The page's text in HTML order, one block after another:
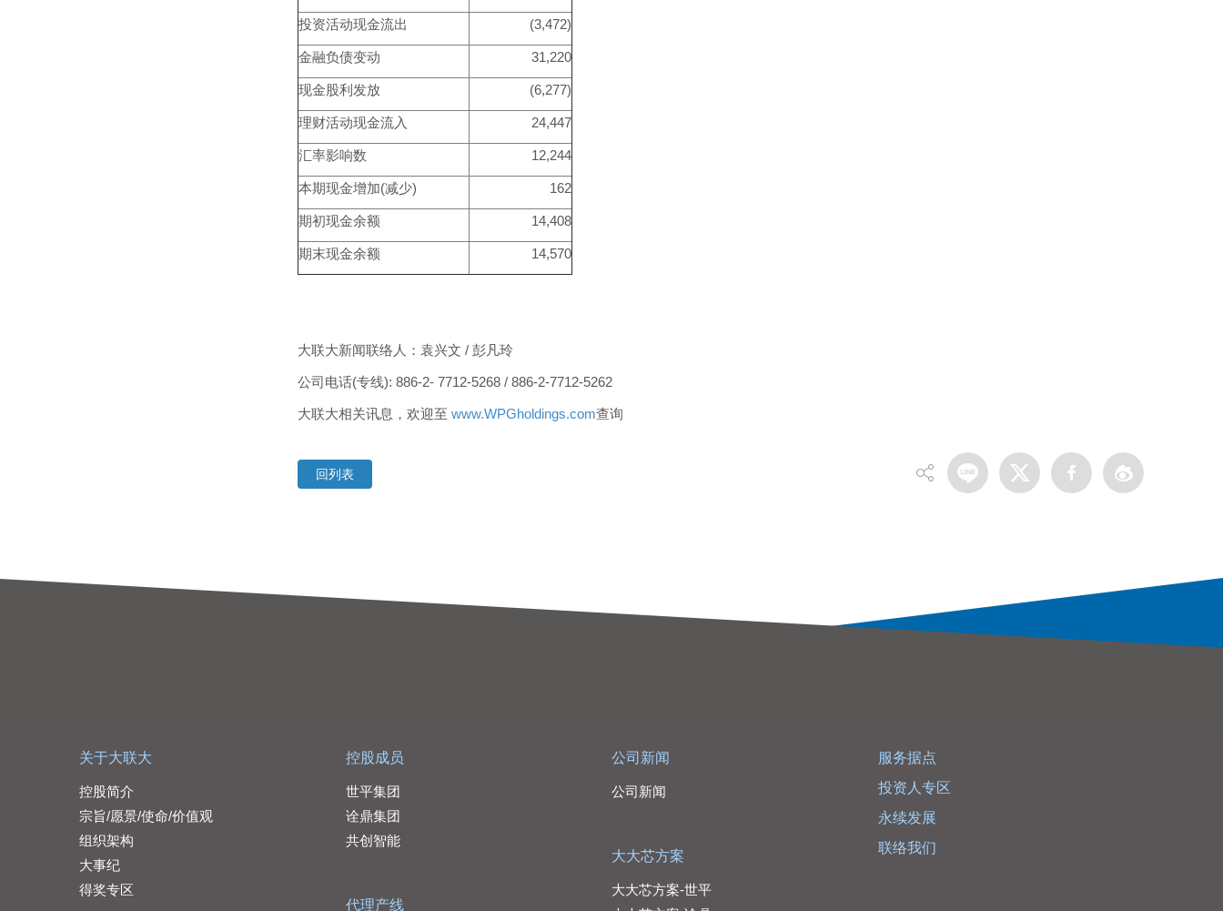
投资活动现金流出 (3,472)
金融负债变动 31,220
现金股利发放 (6,277)
理财活动现金流入 24,447
汇率影响数 12,244
本期现金增加(减少) 162
期初现金余额 14,408
期末现金余额 14,570
大联大新闻联络人：袁兴文 / 彭凡玲
公司电话(专线): 886-2- 7712-5268 / 886-2-7712-5262
大联大相关讯息，欢迎至 www.WPGholdings.com查询
回列表
关于大联大
控股简介
宗旨/愿景/使命/价值观
组织架构
大事纪
得奖专区
控股成员
世平集团
诠鼎集团
共创智能
代理产线
公司新闻
公司新闻
大大芯方案
大大芯方案-世平
服务据点
投资人专区
永续发展
联络我们